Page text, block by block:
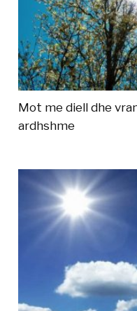
Mot me diell dhe
ardhshme